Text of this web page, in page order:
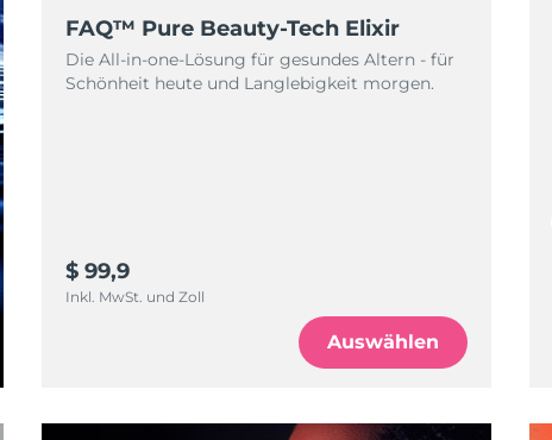
FAQ™ Pure Beauty-Tech Elixir
Die All-in-one-Lösung für gesundes Altern - für
Schönheit heute und Langlebigkeit morgen.
$ 99,9
Inkl. MwSt. und Zoll
Auswählen